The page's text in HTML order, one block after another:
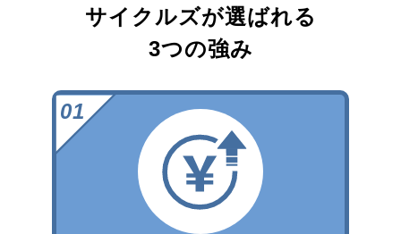
サイクルズが選ばれる
3つの強み